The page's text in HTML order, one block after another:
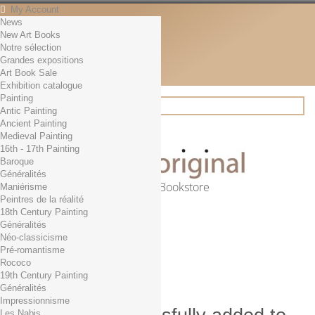
My Account
Contact
English
English
Français
News
Search
Online Art Bookstore
Cart (empty)
No products
Free shipping!
0,00 € Total
Check out
News
New Art Books
Notre sélection
Grandes expositions
Art Book Sale
Exhibition catalogue
Painting
Antic Painting
Ancient Painting
Medieval Painting
16th - 17th Painting
Baroque
Généralités
Maniérisme
Peintres de la réalité
18th Century Painting
Généralités
Néo-classicisme
Pré-romantisme
Rococo
19th Century Painting
Généralités
Impressionnisme